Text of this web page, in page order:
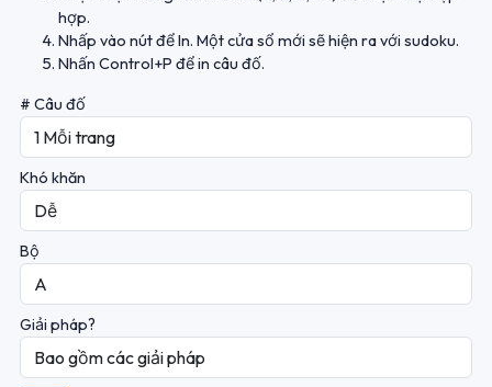
hợp.
Nhấp vào nút để In. Một cửa sổ mới sẽ hiện ra với sudoku.
Nhấn Control+P để in câu đố.
# Câu đố
Khó khăn
Bộ
Giải pháp?